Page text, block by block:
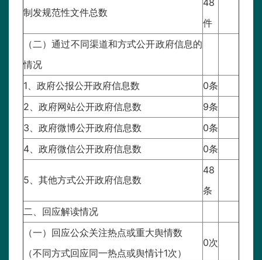
制发规范性文件总数
48
件
（二）通过不同渠道和方式公开政府信息的
情况
1、政府公报公开政府信息数
0条
2、政府网站公开政府信息数
9条
3、政府微博公开政府信息数
0条
4、政府微信公开政府信息数
0条
5、其他方式公开政府信息数
48
条
二、回应解读情况
（一）回应公众关注热点或重大舆情数
（不同方式回应同一热点或舆情计1次）
0次